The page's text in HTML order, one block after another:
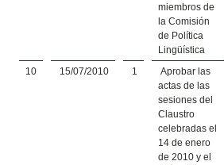
miembros de
la Comisión
de Política
Lingüística
10
15/07/2010 1
Aprobar las
actas de las
sesiones del
Claustro
celebradas el
14 de enero
de 2010 y el